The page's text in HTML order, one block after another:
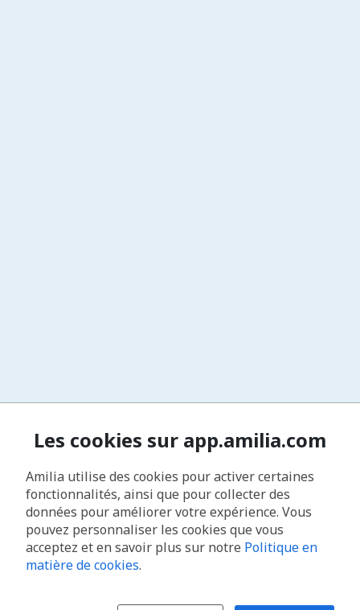
Les cookies sur app.amilia.com
Amilia utilise des cookies pour activer certaines
fonctionnalités, ainsi que pour collecter des
données pour améliorer votre expérience. Vous
pouvez personnaliser les cookies que vous
acceptez et en savoir plus sur notre Politique en
matière de cookies.